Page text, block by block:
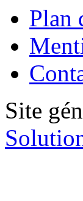
Plan
Site